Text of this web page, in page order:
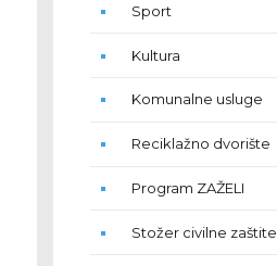
Sport
Kultura
Komunalne usluge
Reciklažno dvorište
Program ZAŽELI
Stožer civilne zaštite